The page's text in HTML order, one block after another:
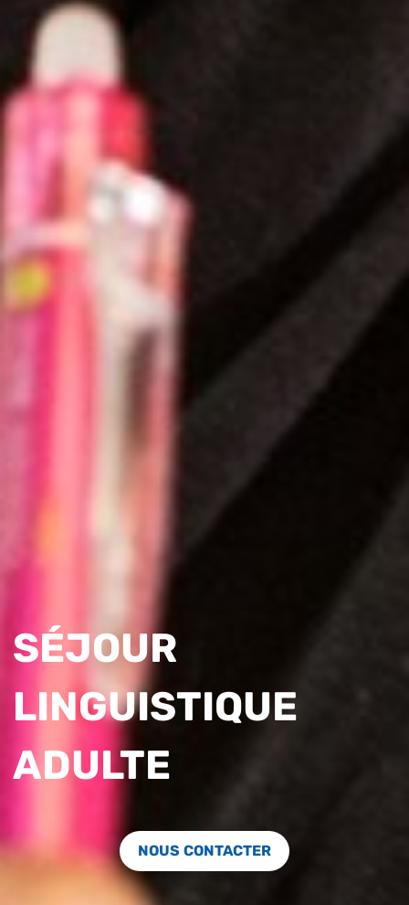
SÉJOUR
LINGUISTIQUE
ADULTE
NOUS CONTACTER